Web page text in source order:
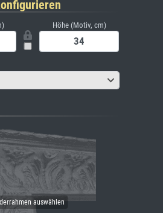
Höhe (Motiv, cm)